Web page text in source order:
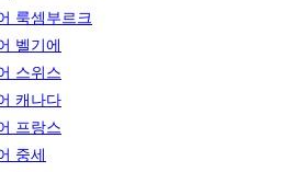
룩셈부르크
벨기에
스위스
캐나다
프랑스
중세